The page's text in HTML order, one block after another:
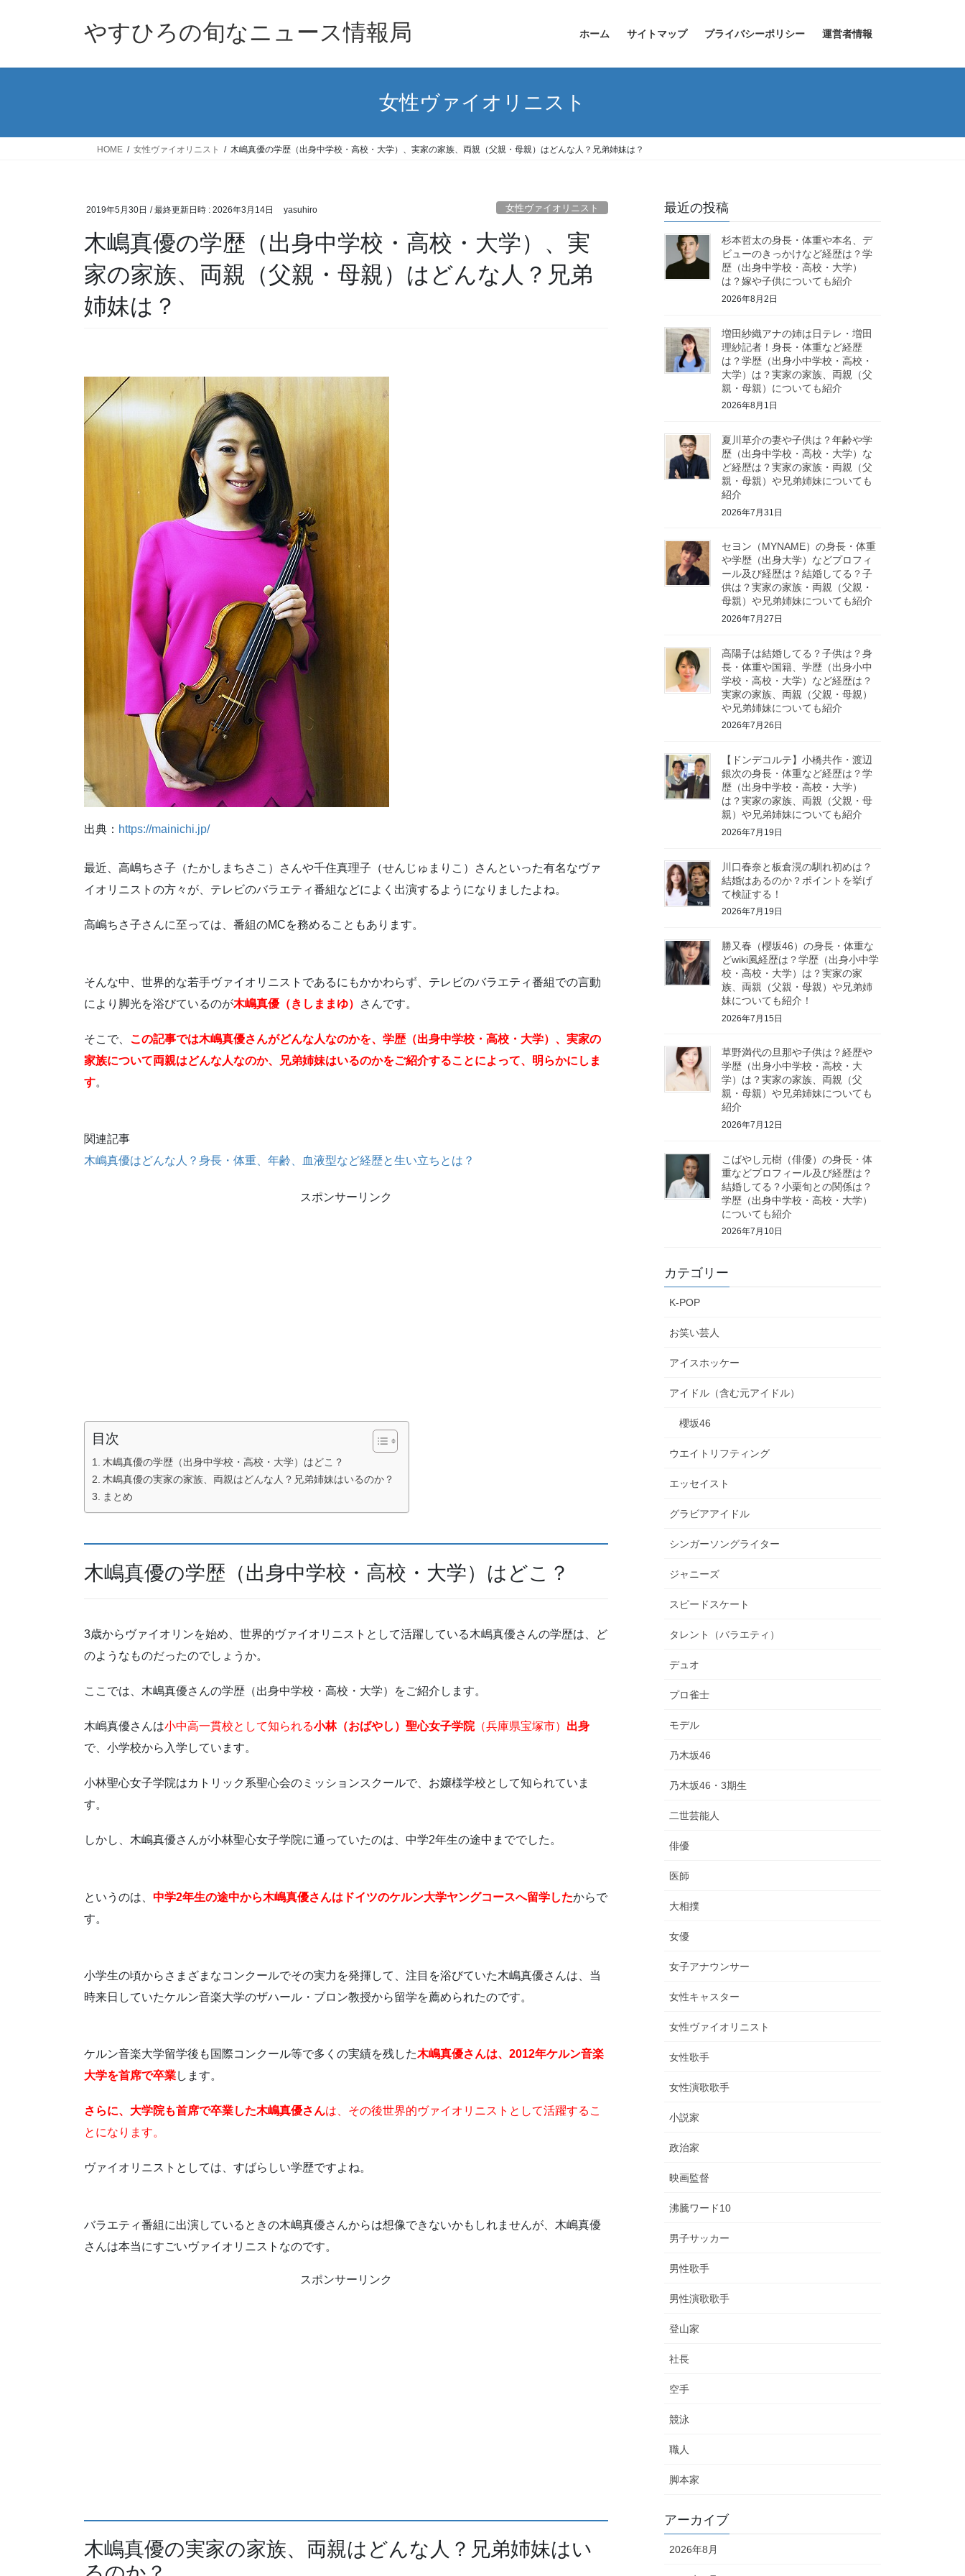
やすひろの旬なニュース情報局 ホーム サイトマップ プライバシーポリシー 運営者情報
女性ヴァイオリニスト
HOME 女性ヴァイオリニスト 木嶋真優の学歴（出身中学校・高校・大学）、実家の家族、両親（父親・母親）はどんな人？兄弟姉妹は？
2019年5月30日 / 最終更新日時 : 2026年3月14日 yasuhiro 女性ヴァイオリニスト
木嶋真優の学歴（出身中学校・高校・大学）、実
家の家族、両親（父親・母親）はどんな人？兄弟
姉妹は？
出典： https://mainichi.jp/
最近、高嶋ちさ子（たかしまちさこ）さんや千住真理子（せんじゅまりこ）さんといった有名なヴァ
イオリニストの方々が、テレビのバラエティ番組などによく出演するようになりましたよね。
高嶋ちさ子さんに至っては、番組のMCを務めることもあります。
そんな中、世界的な若手ヴァイオリニストであるにもかかわらず、テレビのバラエティ番組での言動
により脚光を浴びているのが木嶋真優（きしままゆ） さんです。
そこで、 この記事では木嶋真優さんがどんな人なのかを、学歴（出身中学校・高校・大学）、実家の
家族について両親はどんな人なのか、兄弟姉妹はいるのかをご紹介することによって、明らかにしま
す。
関連記事
木嶋真優はどんな人？身長・体重、年齢、血液型など経歴と生い立ちとは？
スポンサーリンク
目次
木嶋真優の学歴（出身中学校・高校・大学）はどこ？
木嶋真優の実家の家族、両親はどんな人？兄弟姉妹はいるのか？
まとめ
木嶋真優の学歴（出身中学校・高校・大学）はどこ？
3歳からヴァイオリンを始め、世界的ヴァイオリニストとして活躍している木嶋真優さんの学歴は、ど
のようなものだったのでしょうか。
ここでは、木嶋真優さんの学歴（出身中学校・高校・大学）をご紹介します。
木嶋真優さんは小中高一貫校として知られる小林（おばやし）聖心女子学院（兵庫県宝塚市） 出身
で、小学校から入学しています。
小林聖心女子学院はカトリック系聖心会のミッションスクールで、お嬢様学校として知られていま
す。
しかし、木嶋真優さんが小林聖心女子学院に通っていたのは、中学2年生の途中まででした。
というのは、 中学2年生の途中から木嶋真優さんはドイツのケルン大学ヤングコースへ留学したからで
す。
小学生の頃からさまざまなコンクールでその実力を発揮して、注目を浴びていた木嶋真優さんは、当
時来日していたケルン音楽大学のザハール・ブロン教授から留学を薦められたのです。
ケルン音楽大学留学後も国際コンクール等で多くの実績を残した木嶋真優さんは、2012年ケルン音楽
大学を首席で卒業します。
さらに、大学院も首席で卒業した木嶋真優さんは、その後世界的ヴァイオリニストとして活躍するこ
とになります。
ヴァイオリニストとしては、すばらしい学歴ですよね。
バラエティ番組に出演しているときの木嶋真優さんからは想像できないかもしれませんが、木嶋真優
さんは本当にすごいヴァイオリニストなのです。
スポンサーリンク
木嶋真優の実家の家族、両親はどんな人？兄弟姉妹はい
最近の投稿
杉本哲太の身長・体重や本名、デ
ビューのきっかけなど経歴は？学
歴（出身中学校・高校・大学）
は？嫁や子供についても紹介
2026年8月2日
増田紗織アナの姉は日テレ・増田
理紗記者！身長・体重など経歴
は？学歴（出身小中学校・高校・
大学）は？実家の家族、両親（父
親・母親）についても紹介
2026年8月1日
夏川草介の妻や子供は？年齢や学
歴（出身中学校・高校・大学）な
ど経歴は？実家の家族・両親（父
親・母親）や兄弟姉妹についても
紹介
2026年7月31日
セヨン（MYNAME）の身長・体重
や学歴（出身大学）などプロフィ
ール及び経歴は？結婚してる？子
供は？実家の家族・両親（父親・
母親）や兄弟姉妹についても紹介
2026年7月27日
高陽子は結婚してる？子供は？身
長・体重や国籍、学歴（出身小中
学校・高校・大学）など経歴は？
実家の家族、両親（父親・母親）
や兄弟姉妹についても紹介
2026年7月26日
【ドンデコルテ】小橋共作・渡辺
銀次の身長・体重など経歴は？学
歴（出身中学校・高校・大学）
は？実家の家族、両親（父親・母
親）や兄弟姉妹についても紹介
2026年7月19日
川口春奈と板倉滉の馴れ初めは？
結婚はあるのか？ポイントを挙げ
て検証する！
2026年7月19日
勝又春（櫻坂46）の身長・体重な
どwiki風経歴は？学歴（出身小中学
校・高校・大学）は？実家の家
族、両親（父親・母親）や兄弟姉
妹についても紹介！
2026年7月15日
草野満代の旦那や子供は？経歴や
学歴（出身小中学校・高校・大
学）は？実家の家族、両親（父
親・母親）や兄弟姉妹についても
紹介
2026年7月12日
こばやし元樹（俳優）の身長・体
重などプロフィール及び経歴は？
結婚してる？小栗旬との関係は？
学歴（出身中学校・高校・大学）
についても紹介
2026年7月10日
カテゴリー
K-POP
お笑い芸人
アイスホッケー
アイドル（含む元アイドル）
櫻坂46
ウエイトリフティング
エッセイスト
グラビアアイドル
シンガーソングライター
ジャニーズ
スピードスケート
タレント（バラエティ）
デュオ
プロ雀士
モデル
乃木坂46
乃木坂46・3期生
二世芸能人
俳優
医師
大相撲
女優
女子アナウンサー
女性キャスター
女性ヴァイオリニスト
女性歌手
女性演歌歌手
小説家
政治家
映画監督
沸騰ワード10
男子サッカー
男性歌手
男性演歌歌手
登山家
社長
空手
競泳
職人
脚本家
アーカイブ
2026年8月